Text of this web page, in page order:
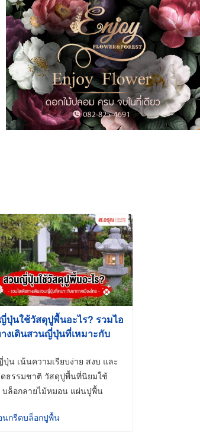
ปุ่นใช้วัสดุปูพื้นอะไร? รวมไอ
างเดินสวนญี่ปุ่นที่เหมาะกับ
น เน้นความเรียบง่าย สงบ และ
ธรรมชาติ วัสดุปูพื้นที่นิยมใช้
บล็อกลายไม้หมอน แผ่นปูพื้น
นกรีตบล็อกปูพื้น